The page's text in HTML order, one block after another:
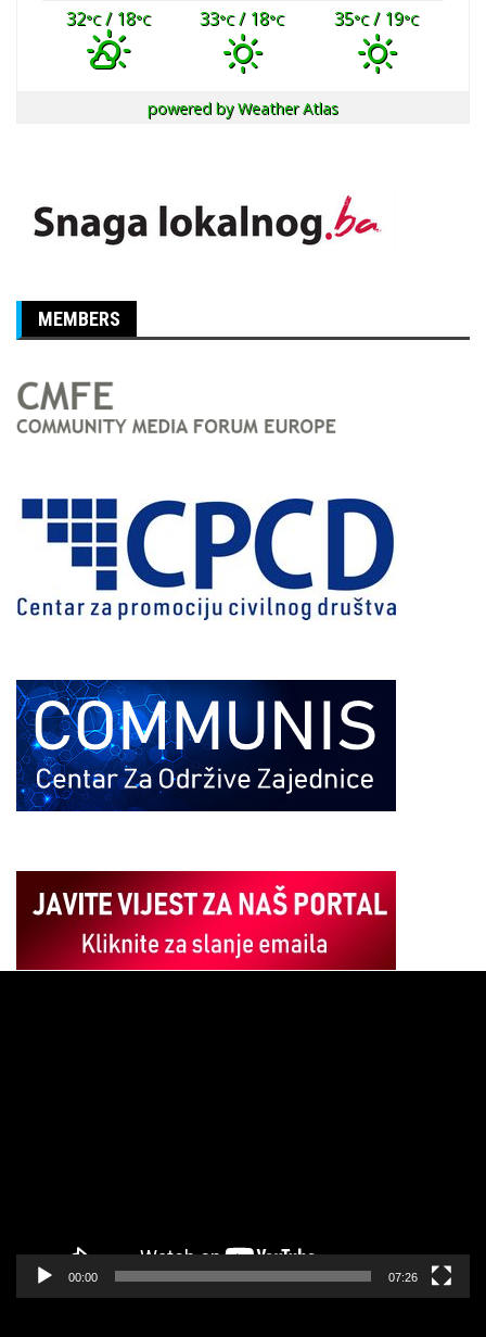
32°C/ 18°C 33°C/ 18°C 35°C/ 19°C
powered byWeather Atlas
MEMBERS
00:00 07:26